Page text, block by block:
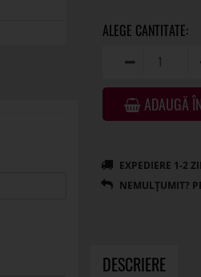
ADAUGĂ
DESCRIERE